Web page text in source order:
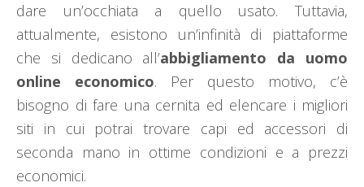
dare un’occhiata a quello usato. Tuttavia,
attualmente, esistono un’infinità di piattaforme
che si dedicano all’abbigliamento da uomo
online economico. Per questo motivo, c’è
bisogno di fare una cernita ed elencare i migliori
siti in cui potrai trovare capi ed accessori di
seconda mano in ottime condizioni e a prezzi
economici.